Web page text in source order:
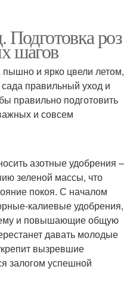
Подготовка роз
шагов
и ярко цвели летом,
правильный уход и
правильно подготовить
и совсем
азотные удобрения –
зеленой массы, что
покоя. С началом
калиевые удобрения,
и повышающие общую
давать молодые
вызревшие
залогом успешной